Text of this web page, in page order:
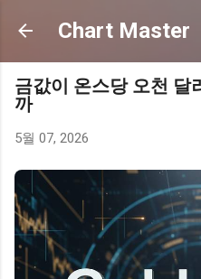
기본 콘텐
Chart Master
금값이 온스당 오천 달
까
5월 07, 2026